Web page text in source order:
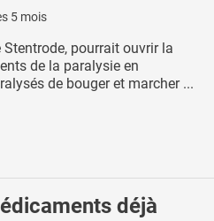
5 mois
pourrait ouvrir la
de la paralysie en
de bouger et marcher ...
déjà